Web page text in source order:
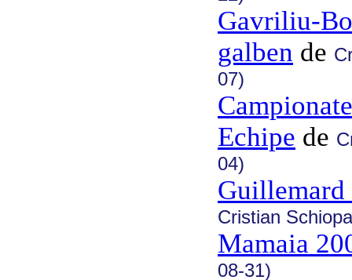
Gavriliu-
galben de
07)
Echipe de
04)
Cristian
Mamaia
08-31)